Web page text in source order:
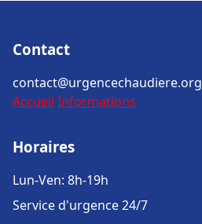
Contact
contact@urgencechaudiere.org
Accueil Informations
Horaires
Lun-Ven: 8h-19h
Service d'urgence 24/7